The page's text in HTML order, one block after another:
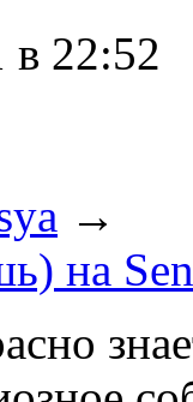
в 22:52
→
на